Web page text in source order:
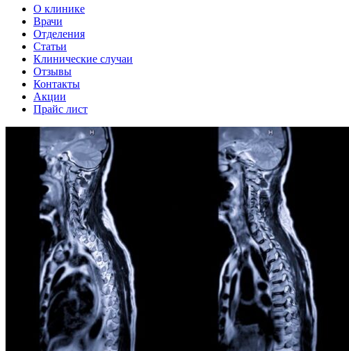
О клинике
Врачи
Отделения
Статьи
Клинические случаи
Отзывы
Контакты
Акции
Прайс лист